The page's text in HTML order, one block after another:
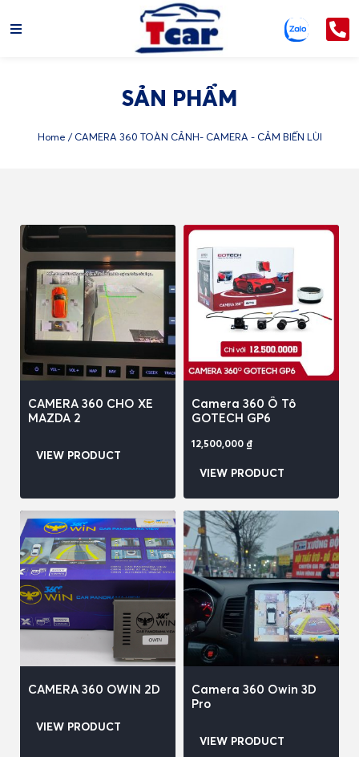
SẢN PHẨM
Home / CAMERA 360 TOÀN CẢNH- CAMERA - CẢM BIẾN LÙI
CAMERA 360 CHO XE
MAZDA 2
VIEW PRODUCT
Camera 360 Ô Tô
GOTECH GP6
12,500,000 ₫
VIEW PRODUCT
CAMERA 360 OWIN 2D
VIEW PRODUCT
Camera 360 Owin 3D
Pro
VIEW PRODUCT